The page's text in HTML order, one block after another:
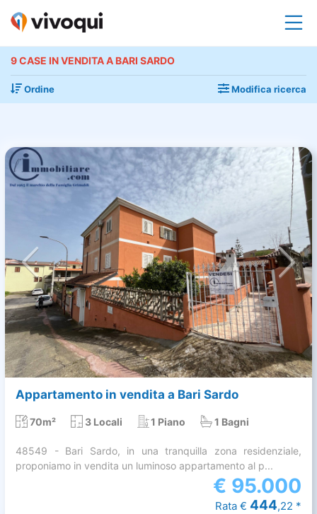
9 CASE IN VENDITA A BARI SARDO
Ordine Modifica ricerca
Appartamento in vendita a Bari Sardo
70m² 3 Locali 1 Piano 1 Bagni
48549 - Bari Sardo, in una tranquilla zona residenziale,
proponiamo in vendita un luminoso appartamento al p...
€ 95.000
Rata € 444,22 *